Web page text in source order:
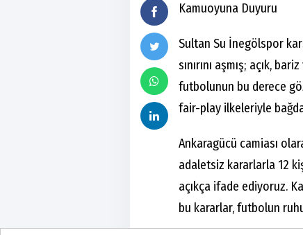
Kamuoyuna Duyuru
Sultan Su İnegölspor
sınırını aşmış; açık,
futbolunun bu derece
fair-play ilkeleriyle
Ankaragücü camiası
adaletsiz kararlarla 12
açıkça ifade ediyoruz.
bu kararlar, futbolun